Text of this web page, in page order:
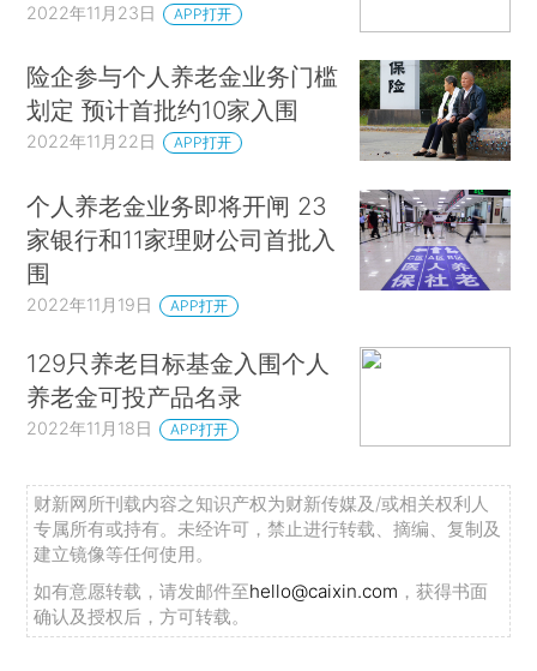
2022年11月23日 APP打开
险企参与个人养老金业务门槛
划定 预计首批约10家入围
2022年11月22日 APP打开
个人养老金业务即将开闸 23
家银行和11家理财公司首批入
围
2022年11月19日 APP打开
129只养老目标基金入围个人
养老金可投产品名录
2022年11月18日 APP打开
财新网所刊载内容之知识产权为财新传媒及/或相关权利人
专属所有或持有。未经许可，禁止进行转载、摘编、复制及
建立镜像等任何使用。
如有意愿转载，请发邮件至hello@caixin.com ，获得书面
确认及授权后，方可转载。